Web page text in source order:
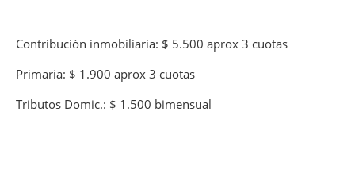
Contribución inmobiliaria: $ 5.500 aprox 3 cuotas
Primaria: $ 1.900 aprox 3 cuotas
Tributos Domic.: $ 1.500 bimensual